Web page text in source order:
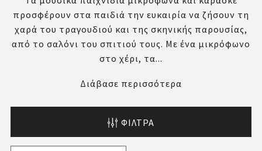
προσφέρουν στα παιδιά την ευκαιρία να ζήσουν τη
χαρά του τραγουδιού και της σκηνικής παρουσίας,
από το σαλόνι του σπιτιού τους. Με ένα μικρόφωνο
στο χέρι, τα...
Διάβασε περισσότερα
ΦΊΛΤΡΑ